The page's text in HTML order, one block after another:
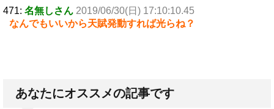
471: 名無しさん 2019/06/30(日) 17:10:10.45
なんでもいいから天賦発動すれば光らね？
あなたにオススメの記事です